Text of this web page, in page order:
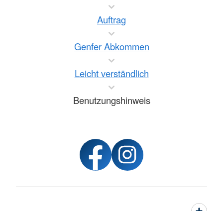
Auftrag
Genfer Abkommen
Leicht verständlich
Benutzungshinweis